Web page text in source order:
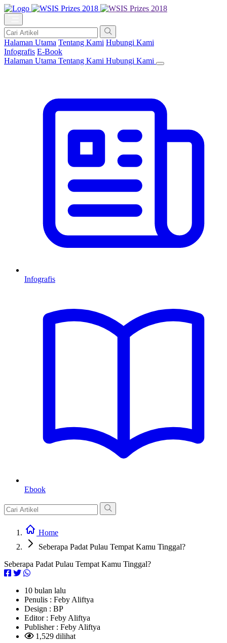
Halaman Utama Tentang Kami Hubungi Kami
Infografis E-Book
Halaman Utama Tentang Kami Hubungi Kami
Infografis
Ebook
Home
Seberapa Padat Pulau Tempat Kamu Tinggal?
Seberapa Padat Pulau Tempat Kamu Tinggal?
10 bulan lalu
Penulis : Feby Aliftya
Design : BP
Editor : Feby Aliftya
Publisher : Feby Aliftya
1,529 dilihat